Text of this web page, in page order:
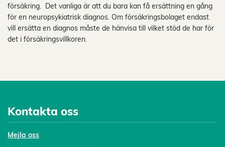
försäkring. Det vanliga är att du bara kan få ersättning en gång
för en neuropsykiatrisk diagnos. Om försäkringsbolaget endast
vill ersätta en diagnos måste de hänvisa till vilket stöd de har för
det i försäkringsvillkoren.
Kontakta oss
Mejla oss